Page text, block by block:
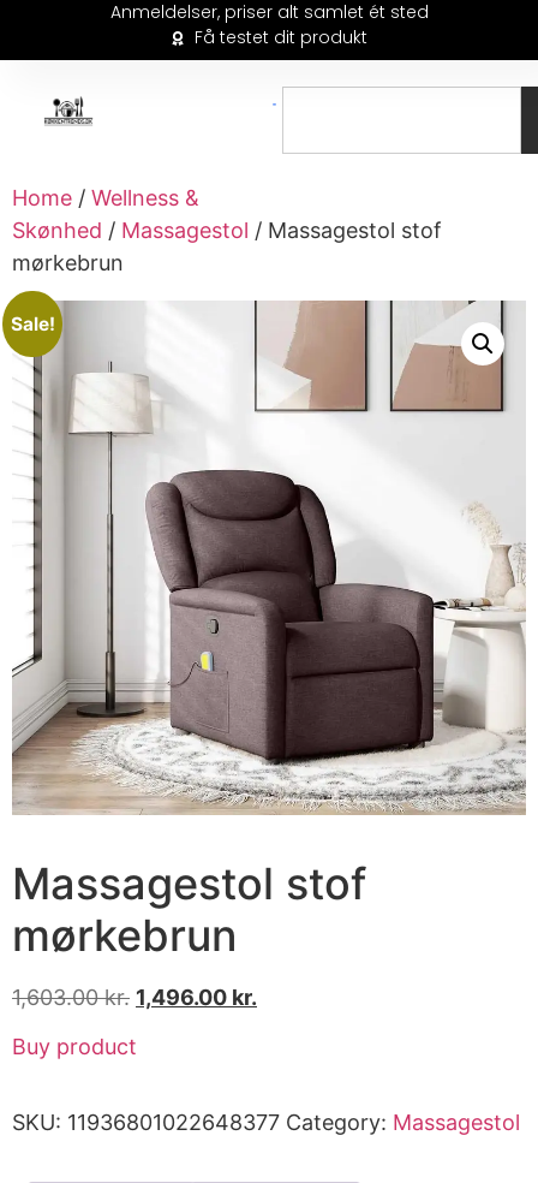
Anmeldelser, priser alt samlet ét sted
Få testet dit produkt
Home / Wellness &
Skønhed / Massagestol / Massagestol stof
mørkebrun
Sale!
Massagestol stof
mørkebrun
1,603.00kr. 1,496.00 kr.
Buy product
SKU: 11936801022648377 Category: Massagestol